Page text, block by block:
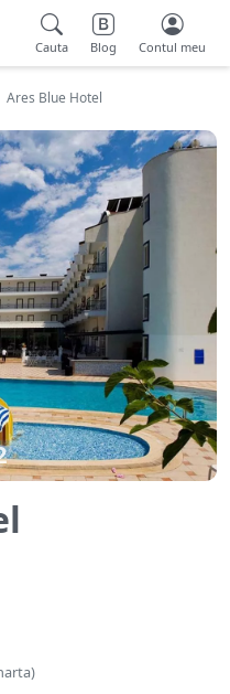
Cauta Blog Contul meu
Ares Blue Hotel